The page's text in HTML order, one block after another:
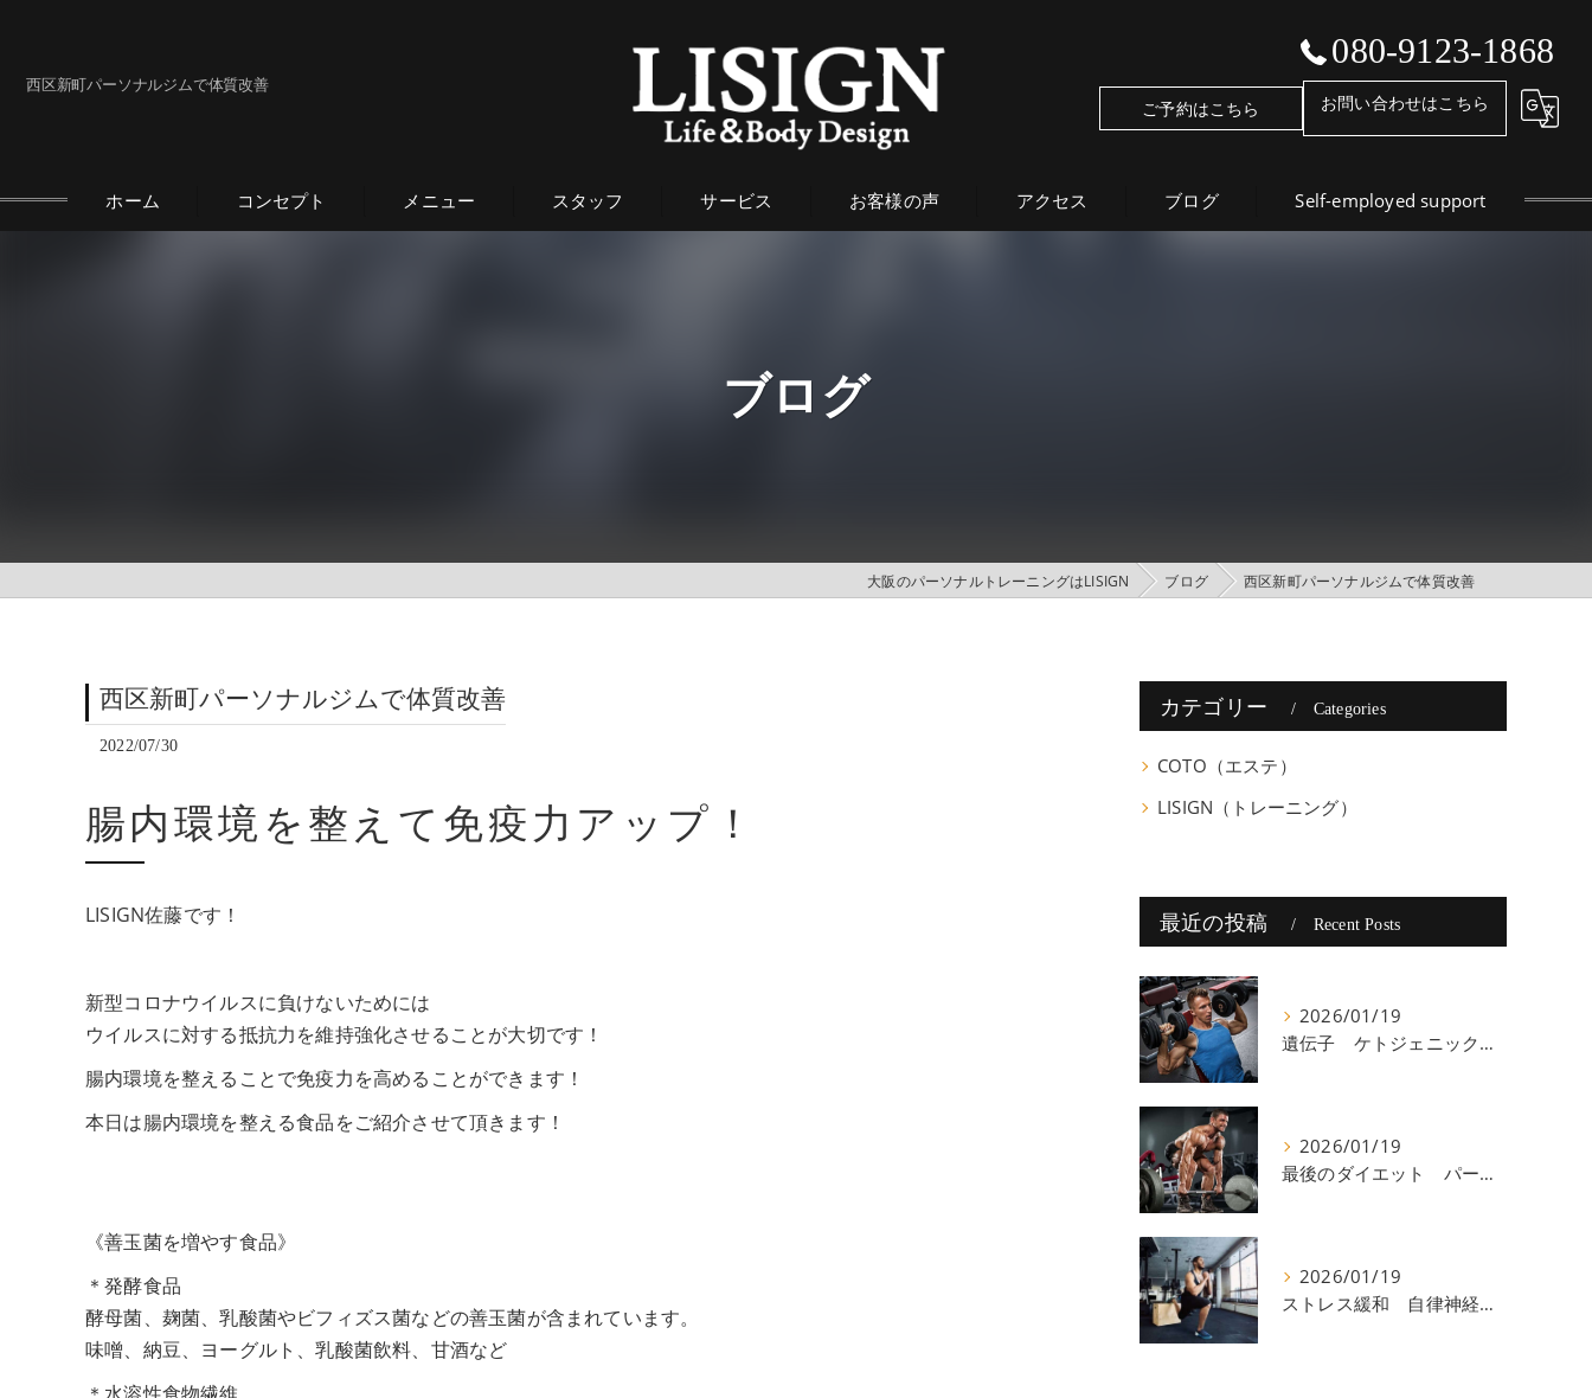
西区新町パーソナルジムで体質改善
080-9123-1868
ご予約はこちら お問い合わせはこちら
ホーム コンセプト メニュー スタッフ サービス お客様の声 アクセス ブログ Self-employed support
ブログ
大阪のパーソナルトレーニングはLISIGN ブログ 西区新町パーソナルジムで体質改善
西区新町パーソナルジムで体質改善
2022/07/30
腸内環境を整えて免疫力アップ！
LISIGN佐藤です！
新型コロナウイルスに負けないためには
ウイルスに対する抵抗力を維持強化させることが大切です！
腸内環境を整えることで免疫力を高めることができます！
本日は腸内環境を整える食品をご紹介させて頂きます！
《善玉菌を増やす食品》
＊発酵食品
酵母菌、麹菌、乳酸菌やビフィズス菌などの善玉菌が含まれています。
味噌、納豆、ヨーグルト、乳酸菌飲料、甘酒など
カテゴリー Categories
COTO（エステ）
LISIGN（トレーニング）
最近の投稿 Recent Posts
2026/01/19
遺伝子 ケトジェニック 八尾
2026/01/19
最後のダイエット パーソナルトレーニング 八尾
2026/01/19
ストレス緩和 自律神経 八尾